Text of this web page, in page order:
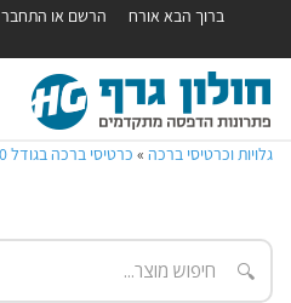
ברוך הבא אורח הרשם או התחבר
גלויות וכרטיסי ברכה » כרטיסי ברכה בגודל 20X10
🔍